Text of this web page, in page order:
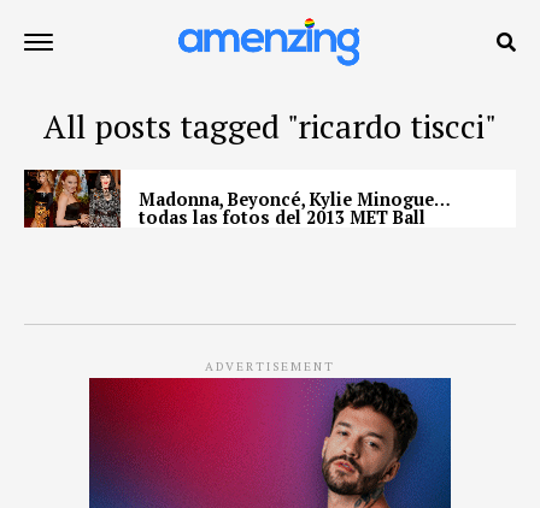
All posts tagged "ricardo tiscci"
Madonna, Beyoncé, Kylie Minogue…
todas las fotos del 2013 MET Ball
ADVERTISEMENT